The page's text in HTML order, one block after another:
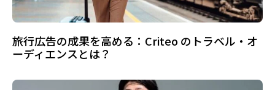
旅行広告の成果を高める：Criteo のトラベル・オ
ーディエンスとは？